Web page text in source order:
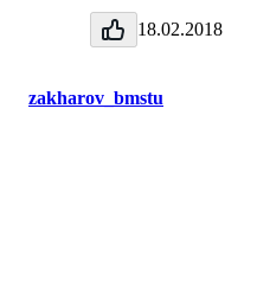
18.02.2018
zakharov_bmstu